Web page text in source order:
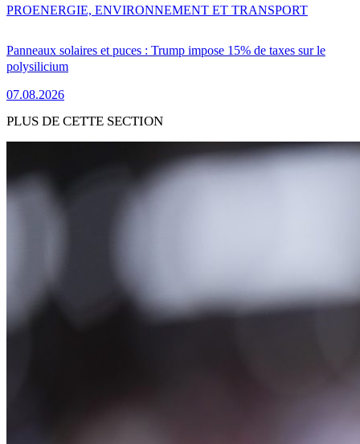
Panneaux solaires et puces : Trump impose 15% de taxes sur le
polysilicium
07.08.2026
PROENERGIE, ENVIRONNEMENT ET TRANSPORT
PLUS DE CETTE SECTION